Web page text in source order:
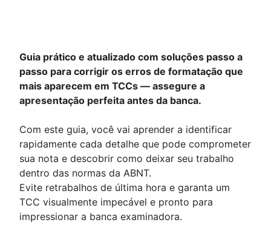
Guia prático e atualizado com soluções passo a
passo para corrigir os erros de formatação que
mais aparecem em TCCs — assegure a
apresentação perfeita antes da banca.
Com este guia, você vai aprender a identificar
rapidamente cada detalhe que pode comprometer
sua nota e descobrir como deixar seu trabalho
dentro das normas da ABNT.
Evite retrabalhos de última hora e garanta um
TCC visualmente impecável e pronto para
impressionar a banca examinadora.